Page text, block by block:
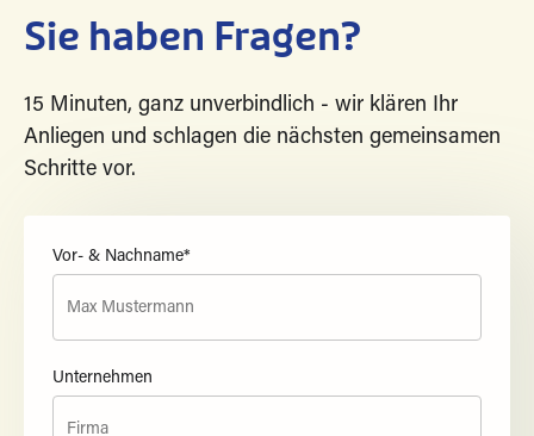
Sie haben Fragen?
15 Minuten, ganz unverbindlich - wir klären Ihr
Anliegen und schlagen die nächsten gemeinsamen
Schritte vor.
Vor- & Nachname*
Unternehmen